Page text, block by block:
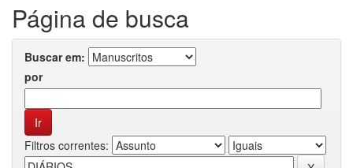
Página de busca
Buscar em:
por
Filtros correntes: